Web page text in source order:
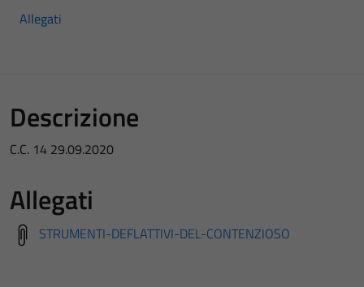
Allegati
Descrizione
C.C. 14 29.09.2020
Allegati
STRUMENTI-DEFLATTIVI-DEL-CONTENZIOSO